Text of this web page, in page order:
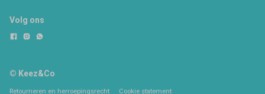
Volg ons
© Keez&Co
Retourneren en herroepingsrecht Cookie statement